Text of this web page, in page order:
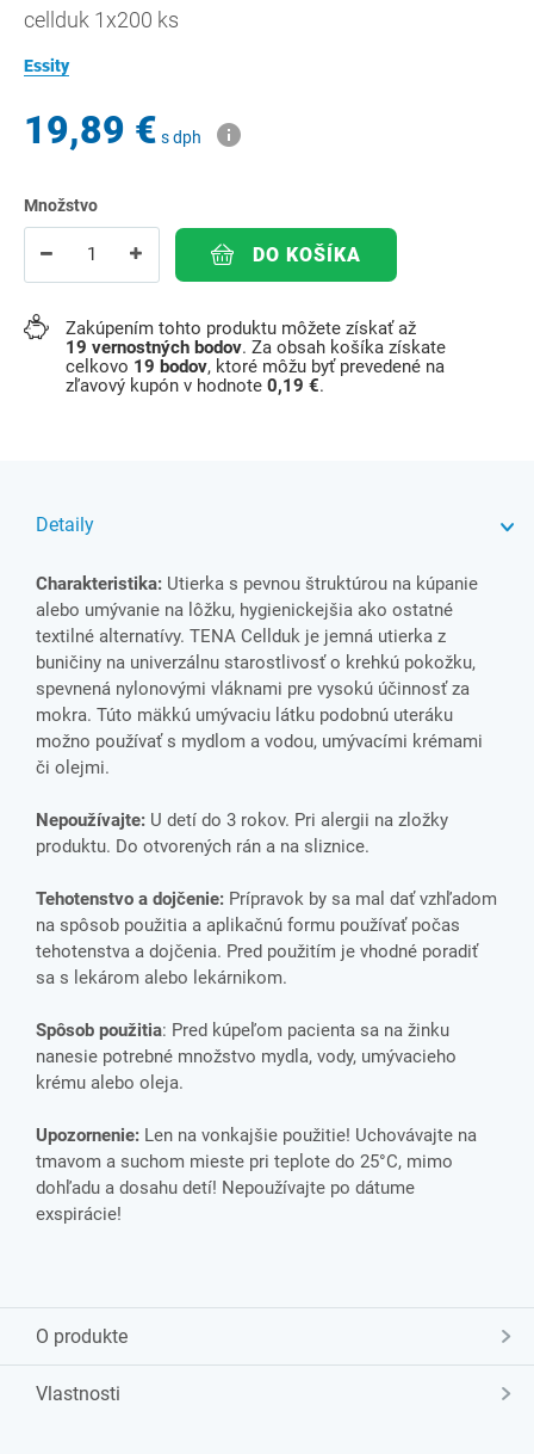
cellduk 1x200 ks
Essity
19,89 € s dph
Množstvo
DO KOŠÍKA
Zakúpením tohto produktu môžete získať až
19 vernostných bodov. Za obsah košíka získate
celkovo 19 bodov, ktoré môžu byť prevedené na
zľavový kupón v hodnote 0,19 €.
Detaily
Charakteristika: Utierka s pevnou štruktúrou na kúpanie
alebo umývanie na lôžku, hygienickejšia ako ostatné
textilné alternatívy. TENA Cellduk je jemná utierka z
buničiny na univerzálnu starostlivosť o krehkú pokožku,
spevnená nylonovými vláknami pre vysokú účinnosť za
mokra. Túto mäkkú umývaciu látku podobnú uteráku
možno používať s mydlom a vodou, umývacími krémami
či olejmi.
Nepoužívajte: U detí do 3 rokov. Pri alergii na zložky
produktu. Do otvorených rán a na sliznice.
Tehotenstvo a dojčenie: Prípravok by sa mal dať vzhľadom
na spôsob použitia a aplikačnú formu používať počas
tehotenstva a dojčenia. Pred použitím je vhodné poradiť
sa s lekárom alebo lekárnikom.
Spôsob použitia: Pred kúpeľom pacienta sa na žinku
nanesie potrebné množstvo mydla, vody, umývacieho
krému alebo oleja.
Upozornenie: Len na vonkajšie použitie! Uchovávajte na
tmavom a suchom mieste pri teplote do 25°C, mimo
dohľadu a dosahu detí! Nepoužívajte po dátume
exspirácie!
O produkte
Vlastnosti